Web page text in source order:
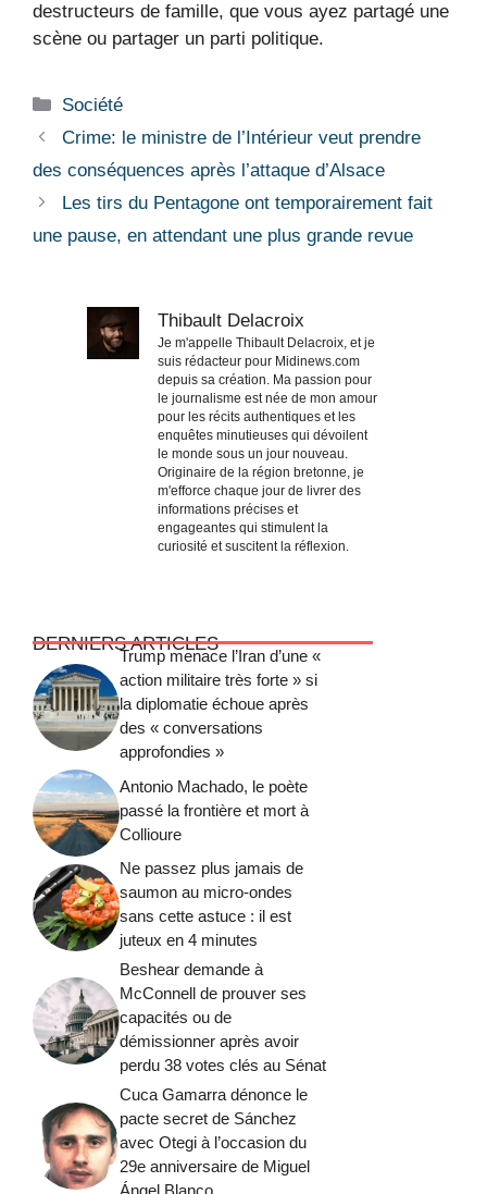
destructeurs de famille, que vous ayez partagé une
scène ou partager un parti politique.
Catégories
Société
Crime: le ministre de l’Intérieur veut prendre
des conséquences après l’attaque d’Alsace
Les tirs du Pentagone ont temporairement fait
une pause, en attendant une plus grande revue
Thibault Delacroix
Je m'appelle Thibault Delacroix, et je
suis rédacteur pour Midinews.com
depuis sa création. Ma passion pour
le journalisme est née de mon amour
pour les récits authentiques et les
enquêtes minutieuses qui dévoilent
le monde sous un jour nouveau.
Originaire de la région bretonne, je
m'efforce chaque jour de livrer des
informations précises et
engageantes qui stimulent la
curiosité et suscitent la réflexion.
DERNIERS ARTICLES
Trump menace l’Iran d’une «
action militaire très forte » si
la diplomatie échoue après
des « conversations
approfondies »
Antonio Machado, le poète
passé la frontière et mort à
Collioure
Ne passez plus jamais de
saumon au micro-ondes
sans cette astuce : il est
juteux en 4 minutes
Beshear demande à
McConnell de prouver ses
capacités ou de
démissionner après avoir
perdu 38 votes clés au Sénat
Cuca Gamarra dénonce le
pacte secret de Sánchez
avec Otegi à l’occasion du
29e anniversaire de Miguel